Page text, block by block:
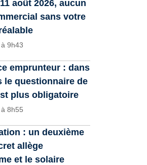
août 2026, aucun
sans votre
9h43
emprunteur : dans
le questionnaire de
plus obligatoire
8h55
: un deuxième
allège
et le solaire